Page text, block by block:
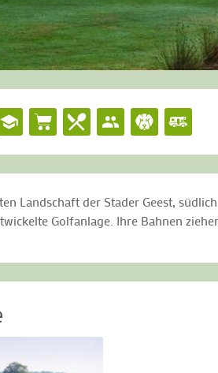
Landschaft der Stader Geest,
Golfanlage. Ihre Bahnen